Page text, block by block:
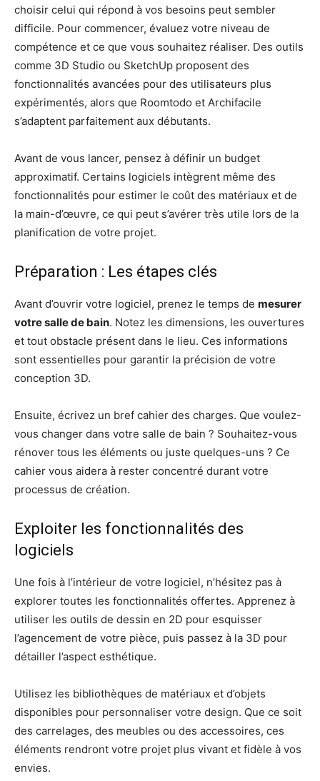
choisir celui qui répond à vos besoins peut sembler
difficile. Pour commencer, évaluez votre niveau de
compétence et ce que vous souhaitez réaliser. Des outils
comme 3D Studio ou SketchUp proposent des
fonctionnalités avancées pour des utilisateurs plus
expérimentés, alors que Roomtodo et Archifacile
s’adaptent parfaitement aux débutants.
Avant de vous lancer, pensez à définir un budget
approximatif. Certains logiciels intègrent même des
fonctionnalités pour estimer le coût des matériaux et de
la main-d’œuvre, ce qui peut s’avérer très utile lors de la
planification de votre projet.
Préparation : Les étapes clés
Avant d’ouvrir votre logiciel, prenez le temps de mesurer
votre salle de bain. Notez les dimensions, les ouvertures
et tout obstacle présent dans le lieu. Ces informations
sont essentielles pour garantir la précision de votre
conception 3D.
Ensuite, écrivez un bref cahier des charges. Que voulez-
vous changer dans votre salle de bain ? Souhaitez-vous
rénover tous les éléments ou juste quelques-uns ? Ce
cahier vous aidera à rester concentré durant votre
processus de création.
Exploiter les fonctionnalités des
logiciels
Une fois à l’intérieur de votre logiciel, n’hésitez pas à
explorer toutes les fonctionnalités offertes. Apprenez à
utiliser les outils de dessin en 2D pour esquisser
l’agencement de votre pièce, puis passez à la 3D pour
détailler l’aspect esthétique.
Utilisez les bibliothèques de matériaux et d’objets
disponibles pour personnaliser votre design. Que ce soit
des carrelages, des meubles ou des accessoires, ces
éléments rendront votre projet plus vivant et fidèle à vos
envies.